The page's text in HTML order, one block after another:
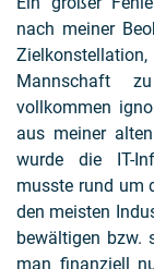
nach meiner
Mannschaft
vollkommen
aus meiner
wurde die IT-
musste rund um
den meisten
bewältigen bzw.
man finanziell